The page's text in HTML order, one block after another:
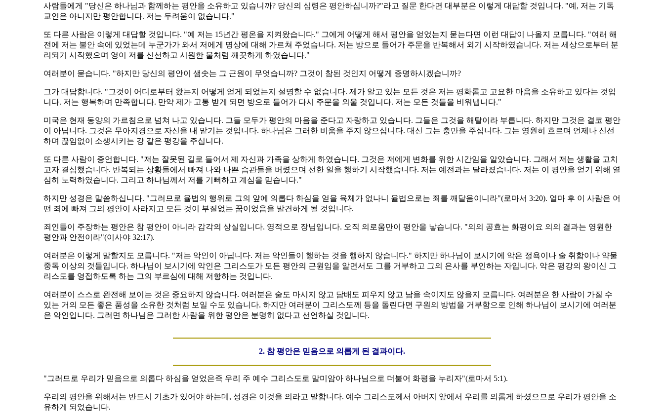
사람들에게 "당신은 하나님과 함께하는 평안을 소유하고 있습니까? 당신의 심령은 평안하십니까?"라고 질문 한다면 대부분은 이렇게 대답할 것입니다. "예, 저는 기독
교인은 아니지만 평안합니다. 저는 두려움이 없습니다."
또 다른 사람은 이렇게 대답할 것입니다. "예 저는 15년간 평온을 지켜왔습니다." 그에게 어떻게 해서 평안을 얻었는지 묻는다면 이런 대답이 나올지 모릅니다. "여러 해
전에 저는 불안 속에 있었는데 누군가가 와서 저에게 명상에 대해 가르쳐 주었습니다. 저는 방으로 들어가 주문을 반복해서 외기 시작하였습니다. 저는 세상으로부터 분
리되기 시작했으며 영이 저를 신선하고 시원한 물처럼 깨끗하게 하였습니다."
여러분이 묻습니다. "하지만 당신의 평안이 샘솟는 그 근원이 무엇습니까? 그것이 참된 것인지 어떻게 증명하시겠습니까?
그가 대답합니다. "그것이 어디로부터 왔는지 어떻게 얻게 되었는지 설명할 수 없습니다. 제가 알고 있는 모든 것은 저는 평화롭고 고요한 마음을 소유하고 있다는 것입
니다. 저는 행복하며 만족합니다. 만약 제가 고통 받게 되면 방으로 들어가 다시 주문을 외울 것입니다. 저는 모든 것들을 비워냅니다."
미국은 현재 동양의 가르침으로 넘쳐 나고 있습니다. 그들 모두가 평안의 마음을 준다고 자랑하고 있습니다. 그들은 그것을 해탈이라 부릅니다. 하지만 그것은 결코 평안
이 아닙니다. 그것은 무아지경으로 자신을 내 맡기는 것입니다. 하나님은 그러한 비움을 주지 않으십니다. 대신 그는 충만을 주십니다. 그는 영원히 흐르며 언제나 신선
하며 끊임없이 소생시키는 강 같은 평강을 주십니다.
또 다른 사람이 증언합니다. "저는 잘못된 길로 들어서 제 자신과 가족을 상하게 하였습니다. 그것은 저에게 변화를 위한 시간임을 알았습니다. 그래서 저는 생활을 고치
고자 결심했습니다. 반복되는 상황들에서 빠져 나와 나쁜 습관들을 버렸으며 선한 일을 행하기 시작했습니다. 저는 예전과는 달라졌습니다. 저는 이 평안을 얻기 위해 열
심히 노력하였습니다. 그리고 하나님께서 저를 기뻐하고 계심을 믿습니다."
하지만 성경은 말씀하십니다. "그러므로 율법의 행위로 그의 앞에 의롭다 하심을 얻을 육체가 없나니 율법으로는 죄를 깨달음이니라"(로마서 3:20). 얼마 후 이 사람은 어
떤 죄에 빠져 그의 평안이 사라지고 모든 것이 부질없는 꿈이었음을 발견하게 될 것입니다.
죄인들이 주장하는 평안은 참 평안이 아니라 감각의 상실입니다. 영적으로 장님입니다. 오직 의로움만이 평안을 낳습니다. "의의 공효는 화평이요 의의 결과는 영원한
평안과 안전이라"(이사야 32:17).
여러분은 이렇게 말할지도 모릅니다. "저는 악인이 아닙니다. 저는 악인들이 행하는 것을 행하지 않습니다." 하지만 하나님이 보시기에 악은 정욕이나 술 취함이나 약물
중독 이상의 것들입니다. 하나님이 보시기에 악인은 그리스도가 모든 평안의 근원임을 알면서도 그를 거부하고 그의 은사를 부인하는 자입니다. 악은 평강의 왕이신 그
리스도를 영접하도록 하는 그의 부르심에 대해 저항하는 것입니다.
여러분이 스스로 완전해 보이는 것은 중요하지 않습니다. 여러분은 술도 마시지 않고 담배도 피우지 않고 남을 속이지도 않을지 모릅니다. 여러분은 한 사람이 가질 수
있는 거의 모든 좋은 품성을 소유한 것처럼 보일 수도 있습니다. 하지만 여러분이 그리스도께 등을 돌린다면 구원의 방법을 거부함으로 인해 하나님이 보시기에 여러분
은 악인입니다. 그러면 하나님은 그러한 사람을 위한 평안은 분명히 없다고 선언하실 것입니다.
2. 참 평안은 믿음으로 의롭게 된 결과이다.
"그러므로 우리가 믿음으로 의롭다 하심을 얻었은즉 우리 주 예수 그리스도로 말미암아 하나님으로 더불어 화평을 누리자"(로마서 5:1).
우리의 평안을 위해서는 반드시 기초가 있어야 하는데, 성경은 이것을 의라고 말합니다. 예수 그리스도께서 아버지 앞에서 우리를 의롭게 하셨으므로 우리가 평안을 소
유하게 되었습니다.